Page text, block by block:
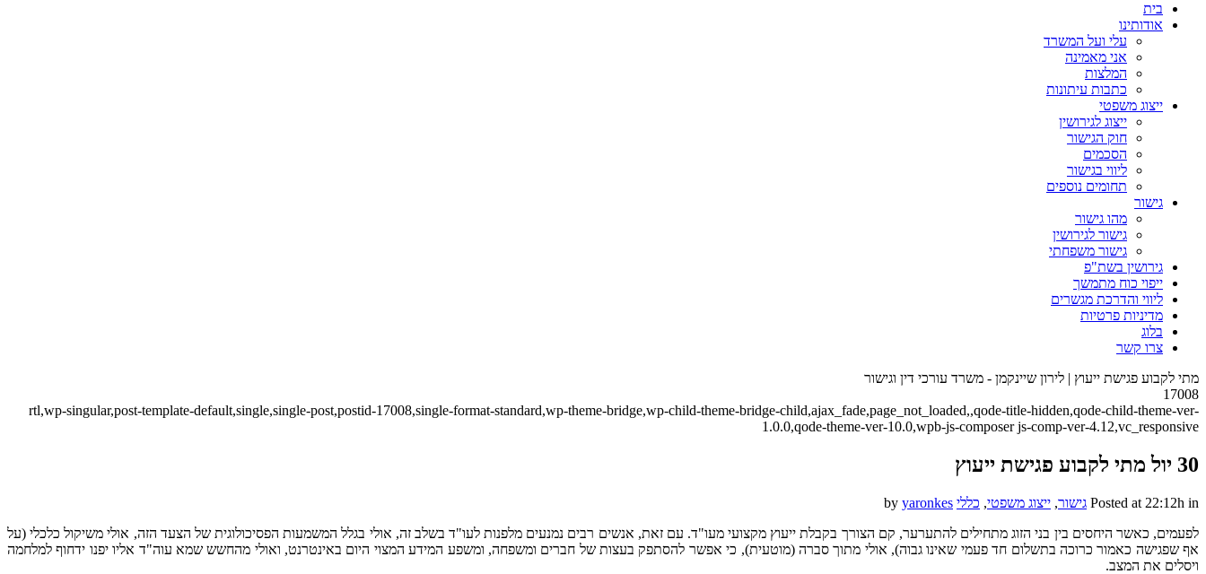
בית
אודותינו
עלי ועל המשרד
אני מאמינה
המלצות
כתבות עיתונות
ייצוג משפטי
ייצוג לגירושין
חוק הגישור
הסכמים
ליווי בגישור
תחומים נוספים
גישור
מהו גישור
גישור לגירושין
גישור משפחתי
גירושין בשת"פ
ייפוי כוח מתמשך
ליווי והדרכת מגשרים
מדיניות פרטיות
בלוג
צרו קשר
מתי לקבוע פגישת ייעוץ | לירון שיינקמן - משרד עורכי דין וגישור
17008
rtl,wp-singular,post-template-default,single,single-post,postid-17008,single-format-standard,wp-theme-bridge,wp-child-theme-bridge-child,ajax_fade,page_not_loaded,,qode-title-hidden,qode-child-theme-ver-
1.0.0,qode-theme-ver-10.0,wpb-js-composer js-comp-ver-4.12,vc_responsive
30 יול מתי לקבוע פגישת ייעוץ
Posted at 22:12h in גישור, ייצוג משפטי, כללי by yaronkes
לפעמים, כאשר היחסים בין בני הזוג מתחילים להתערער, קם הצורך בקבלת ייעוץ מקצועי מעו"ד. עם זאת, אנשים רבים נמנעים מלפנות לעו"ד בשלב זה, אולי בגלל המשמעות הפסיכולוגית של הצעד הזה, אולי משיקול כלכלי (על
אף שפגישה כאמור כרוכה בתשלום חד פעמי שאינו גבוה), אולי מתוך סברה (מוטעית), כי אפשר להסתפק בעצות של חברים ומשפחה, ומשפע המידע המצוי היום באינטרנט, ואולי מהחשש שמא עוה"ד אליו יפנו ידחוף למלחמה
ויסלים את המצב.